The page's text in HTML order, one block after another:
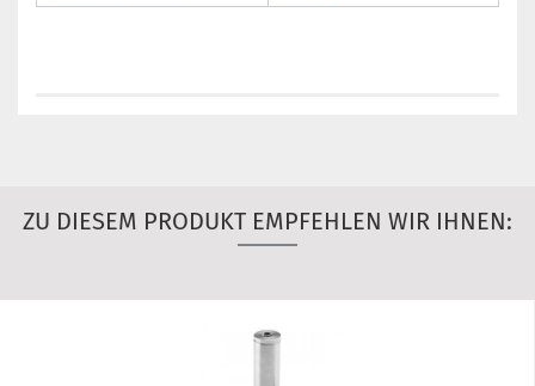
ZU DIESEM PRODUKT EMPFEHLEN WIR IHNEN: